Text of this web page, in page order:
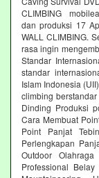
CLIMBING
dan produksi 17
WALL CLIMBING.
rasa ingin
Standar
standar
Islam Indonesia
climbing
Dinding Produksi
Cara Membuat
Point Panjat
Perlengkapan
Outdoor
Professional